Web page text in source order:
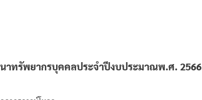
าทรัพยากรบุคคลประจำปีงบประมาณพ.ศ. 2566